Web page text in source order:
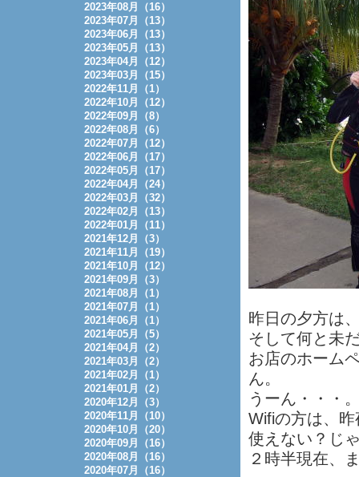
昨日の夕方は
そして何と未
お店のホーム
ん。
うーん・・・
Wifiの方は、
使えない？じ
２時半現在、
2023年08月（16）
2023年07月（13）
2023年06月（13）
2023年05月（13）
2023年04月（12）
2023年03月（15）
2022年11月（1）
2022年10月（12）
2022年09月（8）
2022年08月（6）
2022年07月（12）
2022年06月（17）
2022年05月（17）
2022年04月（24）
2022年03月（32）
2022年02月（13）
2022年01月（11）
2021年12月（3）
2021年11月（19）
2021年10月（12）
2021年09月（3）
2021年08月（1）
2021年07月（1）
2021年06月（1）
2021年05月（5）
2021年04月（2）
2021年03月（2）
2021年02月（1）
2021年01月（2）
2020年12月（3）
2020年11月（10）
2020年10月（20）
2020年09月（16）
2020年08月（16）
2020年07月（16）